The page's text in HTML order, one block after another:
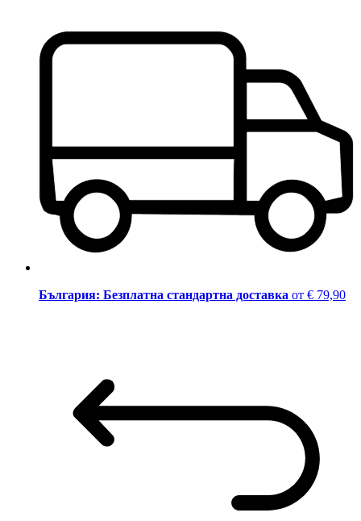
България: Безплатна стандартна доставка от € 79,90